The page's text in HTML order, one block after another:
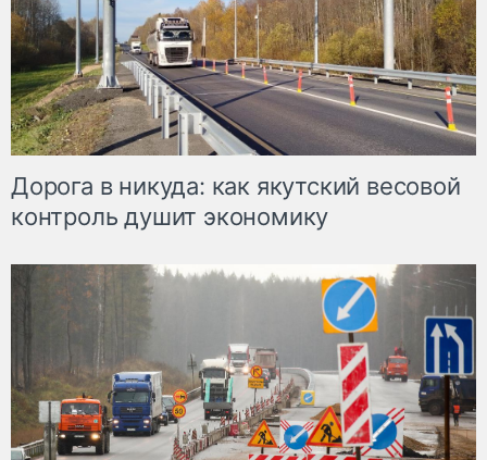
Дорога в никуда: как якутский весовой
контроль душит экономику